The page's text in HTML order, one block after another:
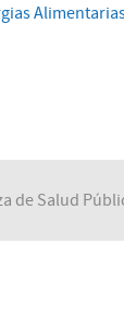
de Salud